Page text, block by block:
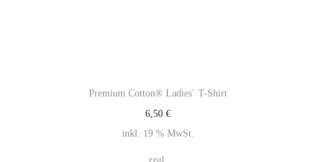
Premium Cotton® Ladies` T-Shirt
6,50 €
inkl. 19 % MwSt.